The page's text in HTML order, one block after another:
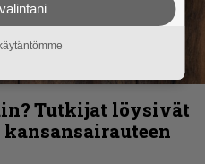
Tutkijat löysivät